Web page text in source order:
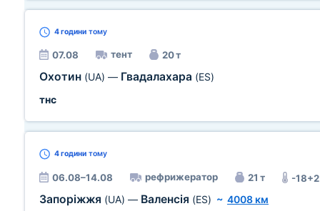
4 години тому
07.08 тент 20 т
Охотин (UA) — Гвадалахара (ES)
тнс
4 години тому
06.08–14.08 рефрижератор 21 т -
Запоріжжя (UA) — Валенсія (ES) ~ 4008 км